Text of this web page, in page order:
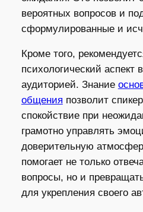
вероятных вопросов и
сформулированные и
Кроме того,
психологический аспект
аудиторией. Знание
общения позволит
спокойствие при
грамотно управлять
доверительную
помогает не только
вопросы, но и
для укрепления своего